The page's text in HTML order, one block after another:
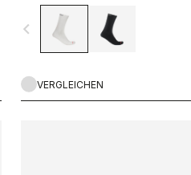
navigate_before
VERGLEICHEN